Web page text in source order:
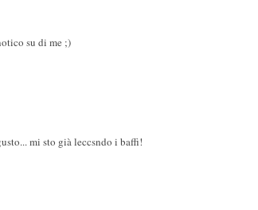
su di me ;)
mi sto già leccsndo i baffi!